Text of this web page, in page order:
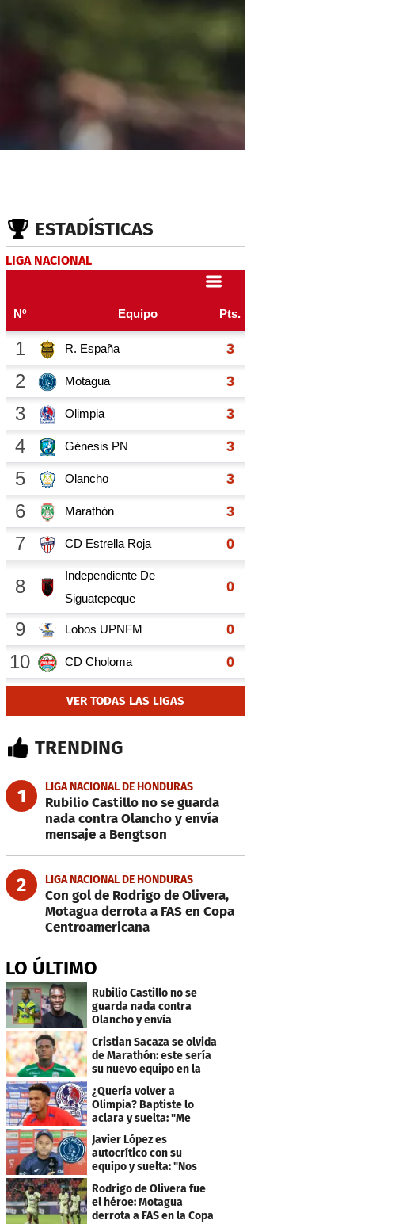
ESTADÍSTICAS
LIGA NACIONAL
VER TODAS LAS LIGAS
TRENDING
1 LIGA NACIONAL DE HONDURAS
Rubilio Castillo no se guarda
nada contra Olancho y envía
mensaje a Bengtson
2 LIGA NACIONAL DE HONDURAS
Con gol de Rodrigo de Olivera,
Motagua derrota a FAS en Copa
Centroamericana
LO ÚLTIMO
Rubilio Castillo no se
guarda nada contra
Olancho y envía
mensaje a Bengtson
Cristian Sacaza se olvida
de Marathón: este sería
su nuevo equipo en la
Liga Nacional
¿Quería volver a
Olimpia? Baptiste lo
aclara y suelta: "Me
faltaba un equipo
grande"
Javier López es
autocrítico con su
equipo y suelta: "Nos
costó muchísimo..."
Rodrigo de Olivera fue
el héroe: Motagua
derrota a FAS en la Copa